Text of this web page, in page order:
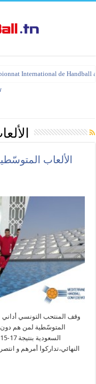
International de Handball
وقف المنتحب التونسي أداني
النهائي،تداركوا أمرهم و